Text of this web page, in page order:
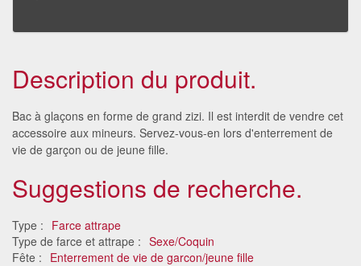
Description du produit.
Bac à glaçons en forme de grand zizi. Il est interdit de vendre cet
accessoire aux mineurs. Servez-vous-en lors d'enterrement de
vie de garçon ou de jeune fille.
Suggestions de recherche.
Type : Farce attrape
Type de farce et attrape : Sexe/Coquin
Fête : Enterrement de vie de garcon/jeune fille